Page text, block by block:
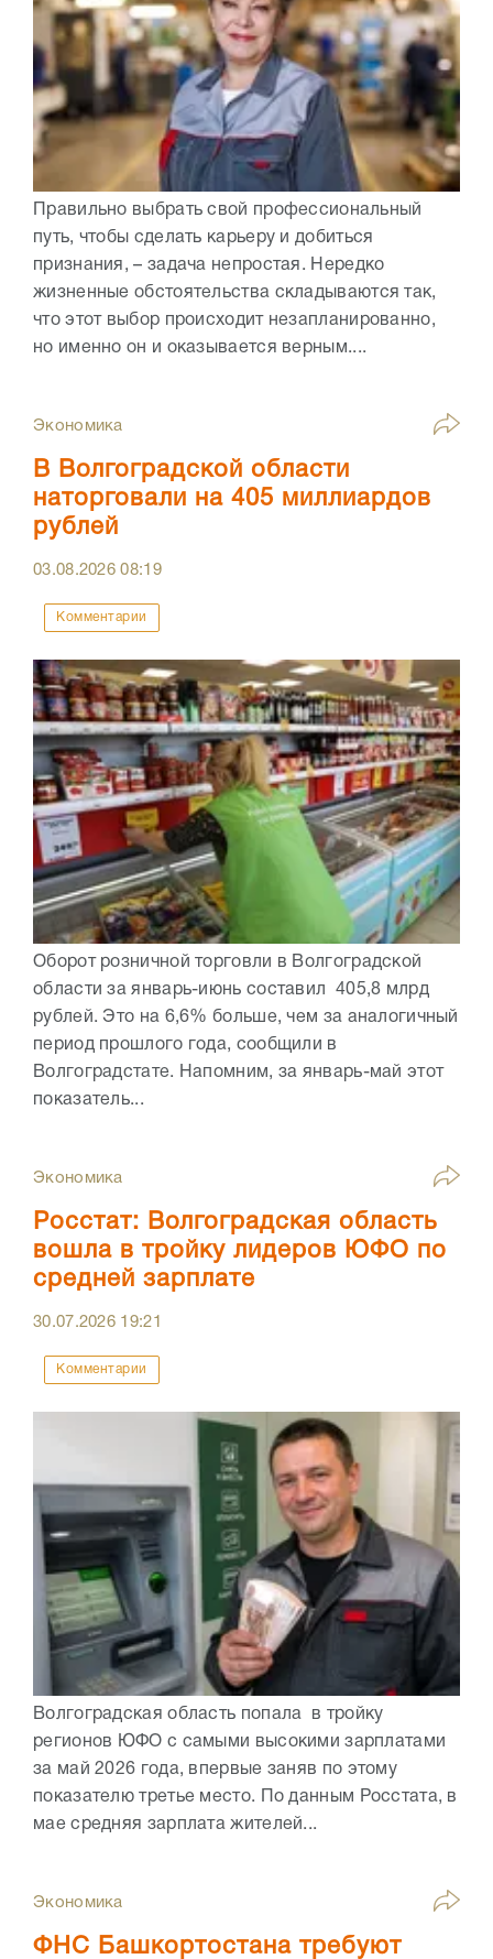
Правильно выбрать свой профессиональный
путь, чтобы сделать карьеру и добиться
признания, – задача непростая. Нередко
жизненные обстоятельства складываются так,
что этот выбор происходит незапланированно,
но именно он и оказывается верным....
Экономика
В Волгоградской области
наторговали на 405 миллиардов
рублей
03.08.202608:19
Комментарии
Оборот розничной торговли в Волгоградской
области за январь-июнь составил 405,8 млрд
рублей. Это на 6,6% больше, чем за аналогичный
период прошлого года, сообщили в
Волгоградстате. Напомним, за январь-май этот
показатель...
Экономика
Росстат: Волгоградская область
вошла в тройку лидеров ЮФО по
средней зарплате
30.07.2026 19:21
Комментарии
Волгоградская область попала в тройку
регионов ЮФО с самыми высокими зарплатами
за май 2026 года, впервые заняв по этому
показателю третье место. По данным Росстата, в
мае средняя зарплата жителей...
Экономика
ФНС Башкортостана требуют